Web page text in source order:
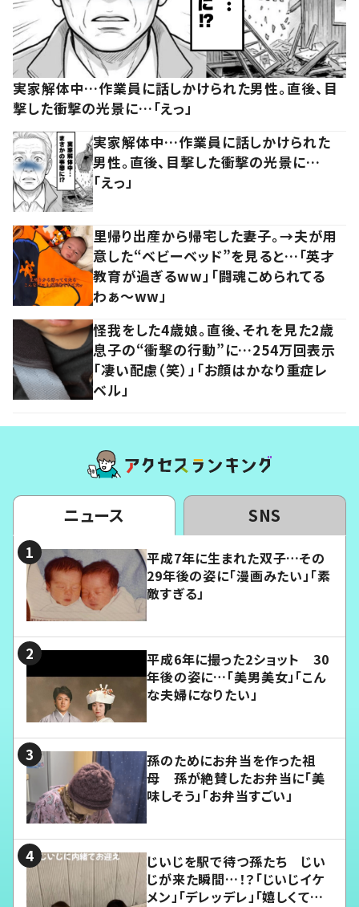
実家解体中…作業員に話しかけられた男性。直後、目
撃した衝撃の光景に…「えっ」
実家解体中…作業員に話しかけられた
男性。直後、目撃した衝撃の光景に…
「えっ」
里帰り出産から帰宅した妻子。→夫が用
意した“ベビーベッド”を見ると…「英才
教育が過ぎるww」「闘魂こめられてる
わぁ～ww」
怪我をした4歳娘。直後、それを見た2歳
息子の“衝撃の行動”に…254万回表示
「凄い配慮（笑）」「お顔はかなり重症レ
ベル」
ニュース SNS
平成7年に生まれた双子…その
29年後の姿に「漫画みたい」「素
敵すぎる」
平成6年に撮った2ショット 30
年後の姿に…「美男美女」「こん
な夫婦になりたい」
孫のためにお弁当を作った祖
母 孫が絶賛したお弁当に「美
味しそう」「お弁当すごい」
じいじを駅で待つ孫たち じい
じが来た瞬間…！？「じいじイケ
メン」「デレッデレ」「嬉しくて可